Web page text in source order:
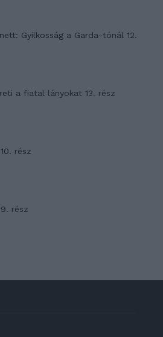
Gyilkosság a Garda-tónál 12.
a fiatal lányokat 13. rész
rész
rész